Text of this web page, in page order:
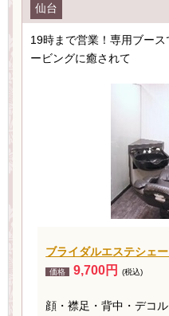
仙台
19時まで営業！専用ブー
ービングに癒されて
ブライダルエステシェ
価格 9,700円 (税込)
顔・襟足・背中・デコ